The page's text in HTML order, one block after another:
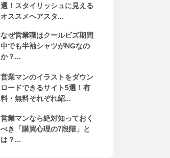
選！スタイリッシュに見える
オススメヘアスタ...
なぜ営業職はクールビズ期間
中でも半袖シャツがNGなの
か？...
営業マンのイラストをダウン
ロードできるサイト5選！有
料・無料それぞれ紹...
営業マンなら絶対知っておく
べき「購買心理の7段階」と
は？...